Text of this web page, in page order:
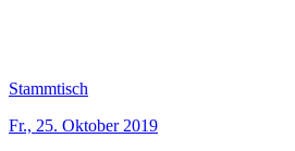
Stammtisch
Fr., 25. Oktober 2019